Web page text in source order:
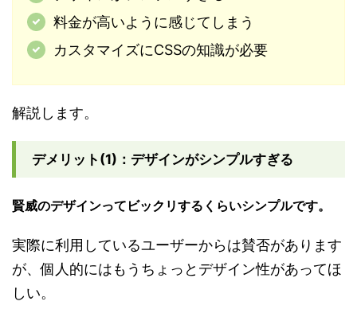
料金が高いように感じてしまう
カスタマイズにCSSの知識が必要
解説します。
デメリット(1)：デザインがシンプルすぎる
賢威のデザインってビックリするくらいシンプルです。
実際に利用しているユーザーからは賛否があります
が、個人的にはもうちょっとデザイン性があってほ
しい。